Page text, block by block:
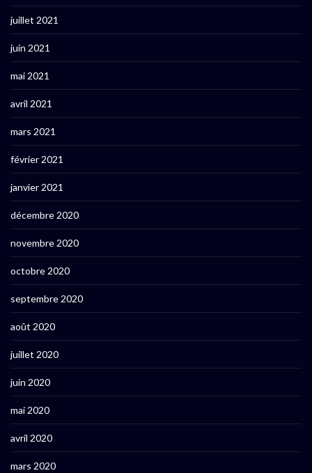
juillet 2021
juin 2021
mai 2021
avril 2021
mars 2021
février 2021
janvier 2021
décembre 2020
novembre 2020
octobre 2020
septembre 2020
août 2020
juillet 2020
juin 2020
mai 2020
avril 2020
mars 2020